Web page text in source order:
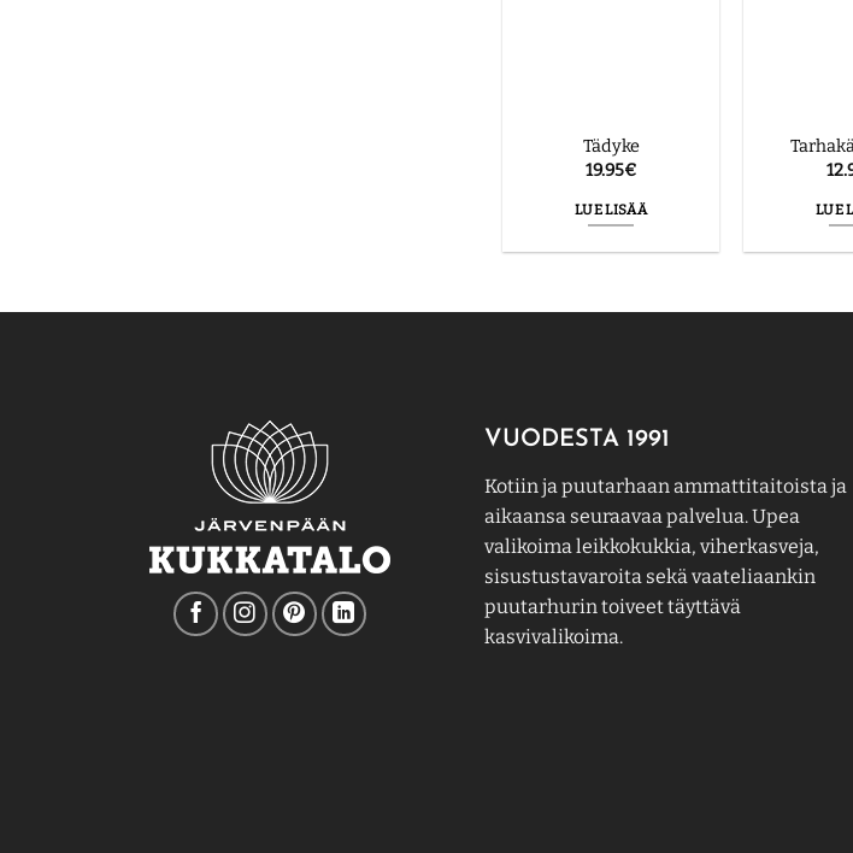
Tädyke
19.95€
LUE LISÄÄ LUE
VUODESTA 1991
Kotiin ja puutarhaan ammattitaitoista ja
aikaansa seuraavaa palvelua. Upea
valikoima leikkokukkia, viherkasveja,
sisustustavaroita sekä vaateliaankin
puutarhurin toiveet täyttävä
kasvivalikoima.